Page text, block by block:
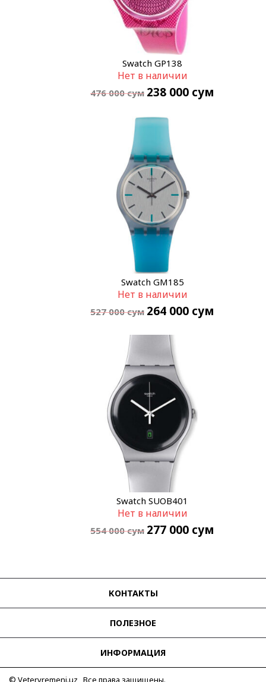
Swatch GP138
Нет в наличии
476 000сум 238 000 сум
Swatch GM185
Нет в наличии
527 000сум 264 000 сум
Swatch SUOB401
Нет в наличии
554 000сум 277 000 сум
КОНТАКТЫ
ПОЛЕЗНОЕ
ИНФОРМАЦИЯ
© Vetervremeni.uz Все права защищены.